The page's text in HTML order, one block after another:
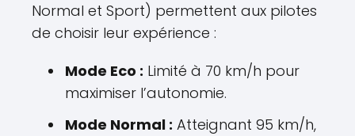
Normal et Sport) permettent aux pilotes
de choisir leur expérience :
Mode Eco : Limité à 70 km/h pour
maximiser l’autonomie.
Mode Normal : Atteignant 95 km/h,